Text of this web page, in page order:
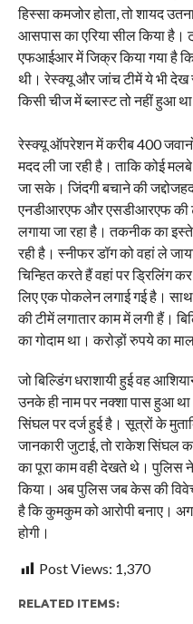
हिस्सा कमजोर होता, तो शायद
आसपास का एरिया सील किया है।
एफआईआर में जिक्र किया गया है
थी। रेस्क्यू और जांच टीमें ये भी देख
किसी चीज में ब्लास्ट तो नहीं हुआ
रेस्क्यू ऑपरेशन में करीब 400
मदद ली जा रही है। ताकि कोई
जा सके। जिंदगी बचाने की
एनडीआरएफ और एसडीआरएफ की
लगाया जा रहा है। तकनीक का
रही है। स्नीफर डॉग को वहां ले
चिन्हित करते हैं वहां पर डि्रलिंग
लिए एक पोकलेन लगाई गई है। साथ
की टीमें लगातार काम में लगी हैं।
का गोदाम था। करोड़ों रुपये का
जो बिल्डिंग धराशायी हुई वह
उनके ही नाम पर नक्शा पास हुआ
सिंघल पर दर्ज हुई है। सूत्रों के
जानकारी जुटाई, तो राकेश सिंघल
का पूरा काम वही देखते थे। पुलिस
किया। अब पुलिस जब केस की
है कि कुमकुम को आरोपी बनाए।
होगी।
Post Views: 1,370
RELATED ITEMS: